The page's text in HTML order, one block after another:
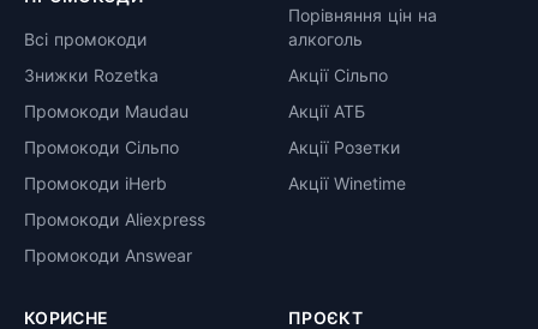
Всі промокоди
Знижки Rozetka
Промокоди Maudau
Промокоди Сільпо
Промокоди iHerb
Промокоди Aliexpress
Промокоди Answear
Порівняння цін на
алкоголь
Акції Сільпо
Акції АТБ
Акції Розетки
Акції Winetime
КОРИСНЕ ПРОЄКТ